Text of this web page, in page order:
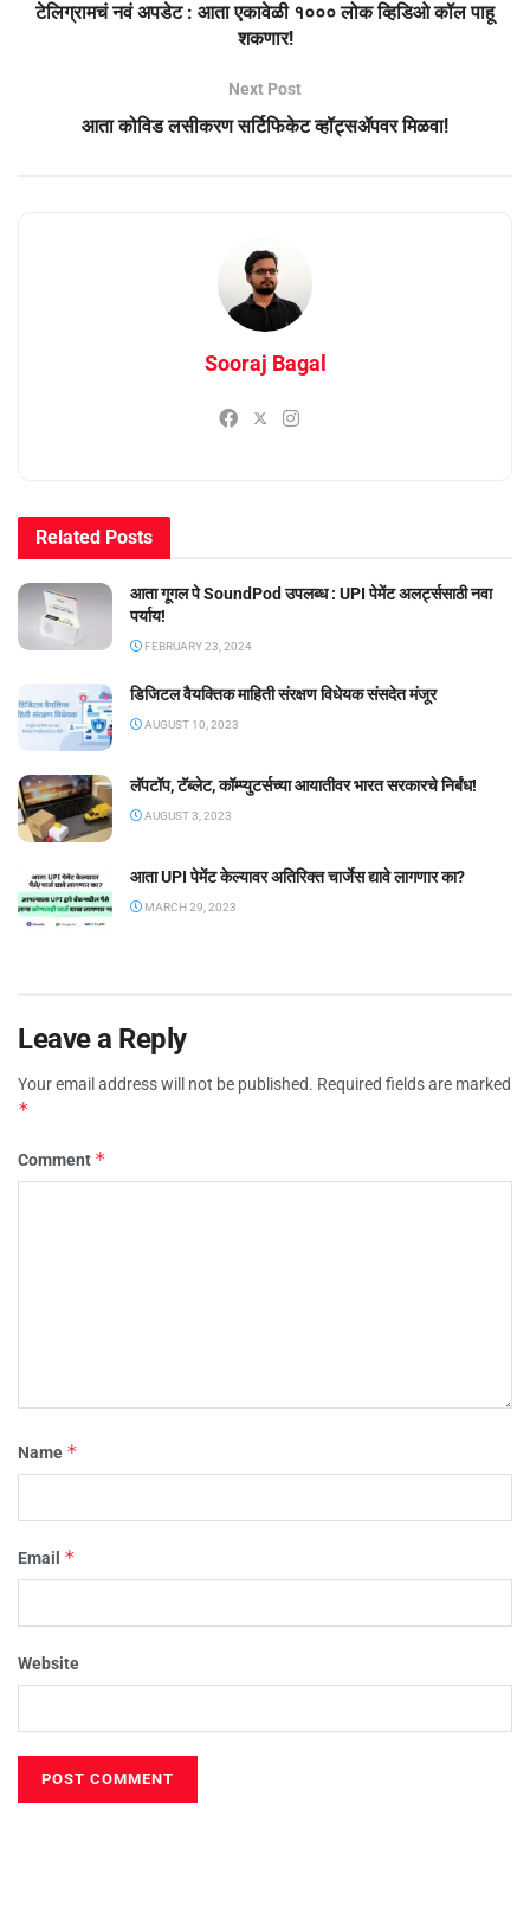
टेलिग्रामचं नवं अपडेट : आता एकावेळी १००० लोक व्हिडिओ कॉल पाहू
शकणार!
Next Post
आता कोविड लसीकरण सर्टिफिकेट व्हॉट्सॲपवर मिळवा!
Sooraj Bagal
Related Posts
आता गूगल पे SoundPod उपलब्ध : UPI पेमेंट अलर्ट्ससाठी नवा
पर्याय!
FEBRUARY 23, 2024
डिजिटल वैयक्तिक माहिती संरक्षण विधेयक संसदेत मंजूर
AUGUST 10, 2023
लॅपटॉप, टॅब्लेट, कॉम्प्युटर्सच्या आयातीवर भारत सरकारचे निर्बंध!
AUGUST 3, 2023
आता UPI पेमेंट केल्यावर अतिरिक्त चार्जेस द्यावे लागणार का?
MARCH 29, 2023
Leave a Reply
Your email address will not be published. Required fields are marked
*
Comment *
Name *
Email *
Website